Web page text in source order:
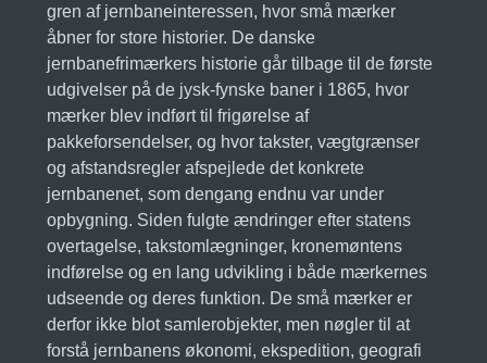
gren af jernbaneinteressen, hvor små mærker
åbner for store historier. De danske
jernbanefrimærkers historie går tilbage til de første
udgivelser på de jysk-fynske baner i 1865, hvor
mærker blev indført til frigørelse af
pakkeforsendelser, og hvor takster, vægtgrænser
og afstandsregler afspejlede det konkrete
jernbanenet, som dengang endnu var under
opbygning. Siden fulgte ændringer efter statens
overtagelse, takstomlægninger, kronemøntens
indførelse og en lang udvikling i både mærkernes
udseende og deres funktion. De små mærker er
derfor ikke blot samlerobjekter, men nøgler til at
forstå jernbanens økonomi, ekspedition, geografi